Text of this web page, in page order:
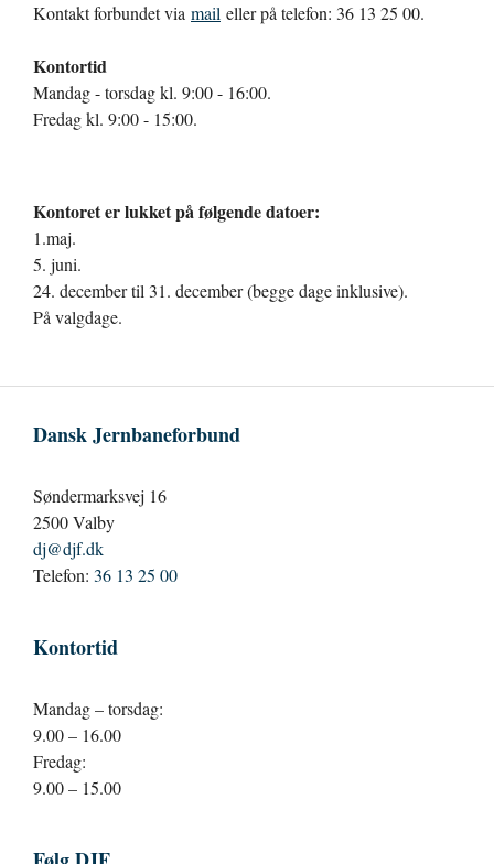
Kontakt forbundet via mail eller på telefon: 36 13 25 00.
Kontortid
Mandag - torsdag kl. 9:00 - 16:00.
Fredag kl. 9:00 - 15:00.
Kontoret er lukket på følgende datoer:
1.maj.
5. juni.
24. december til 31. december (begge dage inklusive).
På valgdage.
Dansk Jernbaneforbund
Søndermarksvej 16
2500 Valby
dj@djf.dk
Telefon: 36 13 25 00
Kontortid
Mandag – torsdag:
9.00 – 16.00
Fredag:
9.00 – 15.00